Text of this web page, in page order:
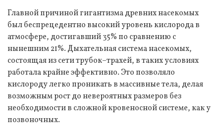
Главной причиной гигантизма древних насекомых
был беспрецедентно высокий уровень кислорода в
атмосфере, достигавший 35% по сравнению с
нынешним 21%. Дыхательная система насекомых,
состоящая из сети трубок–трахей, в таких условиях
работала крайне эффективно. Это позволяло
кислороду легко проникать в массивные тела, делая
возможным рост до невероятных размеров без
необходимости в сложной кровеносной системе, как у
позвоночных.